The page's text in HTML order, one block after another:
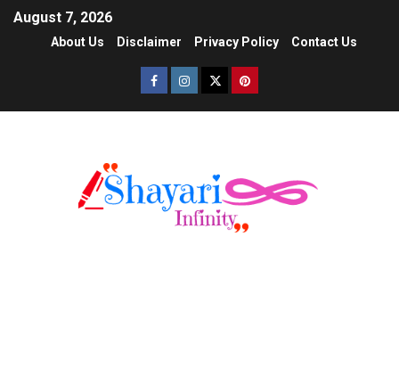
August 7, 2026
About Us Disclaimer Privacy Policy Contact Us